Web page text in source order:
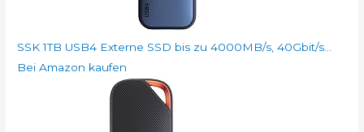
SSK 1TB USB4 Externe SSD bis zu 4000MB/s, 40Gbit/s...
Bei Amazon kaufen